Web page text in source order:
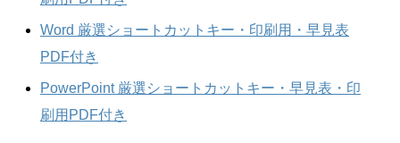
Word 厳選ショートカットキー・印刷用・早見表
PDF付き
PowerPoint 厳選ショートカットキー・早見表・印
刷用PDF付き